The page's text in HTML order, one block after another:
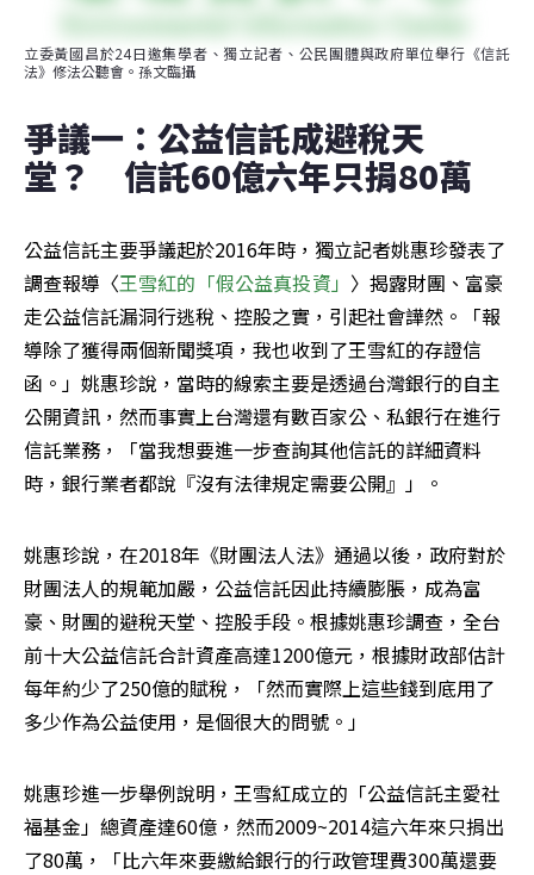
立委黃國昌於24日邀集學者、獨立記者、公民團體與政府單位舉行《信託
法》修法公聽會。孫文臨攝
爭議一：公益信託成避稅天
堂？　信託60億六年只捐80萬
公益信託主要爭議起於2016年時，獨立記者姚惠珍發表了
調查報導〈王雪紅的「假公益真投資」 〉揭露財團、富豪
走公益信託漏洞行逃稅、控股之實，引起社會譁然。「報
導除了獲得兩個新聞獎項，我也收到了王雪紅的存證信
函。」姚惠珍說，當時的線索主要是透過台灣銀行的自主
公開資訊，然而事實上台灣還有數百家公、私銀行在進行
信託業務，「當我想要進一步查詢其他信託的詳細資料
時，銀行業者都說『沒有法律規定需要公開』」。
姚惠珍說，在2018年《財團法人法》通過以後，政府對於
財團法人的規範加嚴，公益信託因此持續膨脹，成為富
豪、財團的避稅天堂、控股手段。根據姚惠珍調查，全台
前十大公益信託合計資產高達1200億元，根據財政部估計
每年約少了250億的賦稅，「然而實際上這些錢到底用了
多少作為公益使用，是個很大的問號。」
姚惠珍進一步舉例說明，王雪紅成立的「公益信託主愛社
福基金」總資產達60億，然而2009~2014這六年來只捐出
了80萬，「比六年來要繳給銀行的行政管理費300萬還要